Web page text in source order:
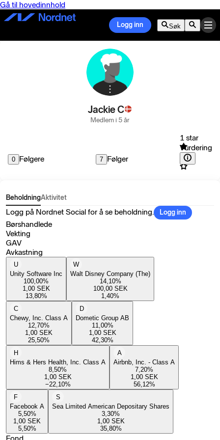
Gå til hovedinnhold
Logg inn Søk
Jackie C
Medlem i 5 år
0 Følgere 7 Følger
1 star
Vurdering
BeholdningAktivitet
Logg på Nordnet Social for å se beholdning. Logg inn
Børshandlede
Vekting
GAV
Avkastning
U
Unity Software Inc
100,00%
1,00 SEK
13,80%
W
Walt Disney Company (The)
14,10%
100,00 SEK
1,40%
C
Chewy, Inc. Class A
12,70%
1,00 SEK
25,50%
D
Dometic Group AB
11,00%
1,00 SEK
42,30%
H
Hims & Hers Health, Inc. Class A
8,50%
1,00 SEK
−22,10%
A
Airbnb, Inc. - Class A
7,20%
1,00 SEK
56,12%
F
Facebook A
5,50%
1,00 SEK
5,50%
S
Sea Limited American Depositary Shares
3,30%
1,00 SEK
35,80%